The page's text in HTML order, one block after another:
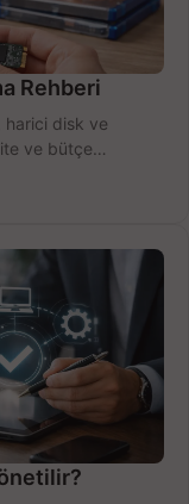
Rehberi
harici disk ve
ve bütçe